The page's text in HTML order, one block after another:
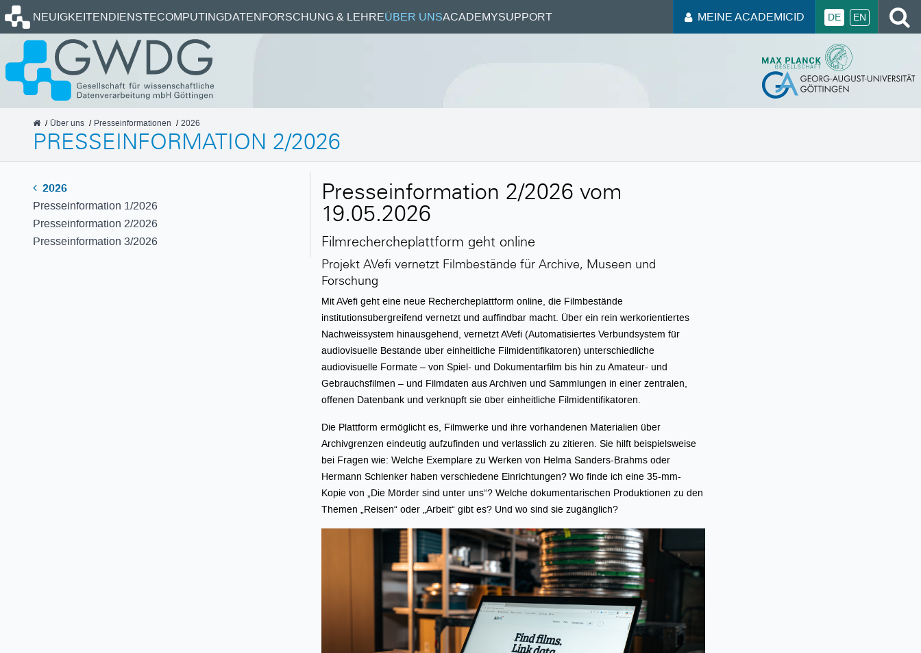
NEUIGKEITENDIENSTECOMPUTINGDATENFORSCHUNG & LEHREÜBER UNSACADEMYSUPPORT MEINE ACADEMICID DE EN
GWDG
Über uns Presseinformationen 2026
PRESSEINFORMATION 2/2026
2026
Presseinformation 1/2026
Presseinformation 2/2026
Presseinformation 3/2026
Presseinformation 2/2026 vom
19.05.2026
Filmrechercheplattform geht online
Projekt AVefi vernetzt Filmbestände für Archive, Museen und
Forschung
Mit AVefi geht eine neue Rechercheplattform online, die Filmbestände
institutionsübergreifend vernetzt und auffindbar macht. Über ein rein werkorientiertes
Nachweissystem hinausgehend, vernetzt AVefi (Automatisiertes Verbundsystem für
audiovisuelle Bestände über einheitliche Filmidentifikatoren) unterschiedliche
audiovisuelle Formate – von Spiel- und Dokumentarfilm bis hin zu Amateur- und
Gebrauchsfilmen – und Filmdaten aus Archiven und Sammlungen in einer zentralen,
offenen Datenbank und verknüpft sie über einheitliche Filmidentifikatoren.
Die Plattform ermöglicht es, Filmwerke und ihre vorhandenen Materialien über
Archivgrenzen eindeutig aufzufinden und verlässlich zu zitieren. Sie hilft beispielsweise
bei Fragen wie: Welche Exemplare zu Werken von Helma Sanders-Brahms oder
Hermann Schlenker haben verschiedene Einrichtungen? Wo finde ich eine 35-mm-
Kopie von „Die Mörder sind unter uns“? Welche dokumentarischen Produktionen zu den
Themen „Reisen“ oder „Arbeit“ gibt es? Und wo sind sie zugänglich?